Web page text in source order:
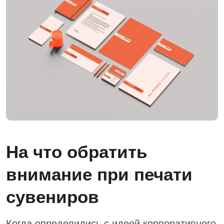
На что обратить
внимание при печати
сувениров